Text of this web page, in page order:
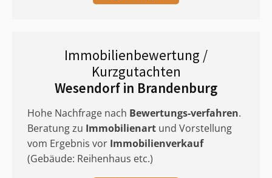
Immobilienbewertung /
Kurzgutachten
Wesendorf in Brandenburg
Hohe Nachfrage nach Bewertungs-verfahren.
Beratung zu Immobilienart und Vorstellung
vom Ergebnis vor Immobilienverkauf
(Gebäude: Reihenhaus etc.)